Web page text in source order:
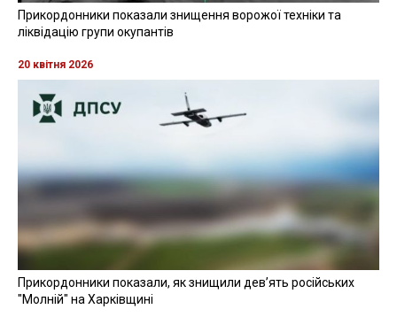
Прикордонники показали знищення ворожої техніки та
ліквідацію групи окупантів
20 квітня 2026
Прикордонники показали, як знищили девʼять російських
"Молній" на Харківщині